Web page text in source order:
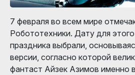
7 февраля во всем мире
Робототехники. Дату для
праздника выбрали,
версии, согласно которой
фантаст Айзек Азимов именно